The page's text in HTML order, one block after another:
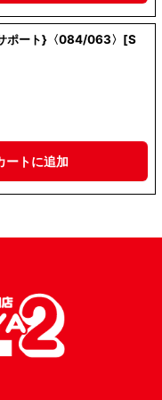
ポート}〈084/063〉[S
ートに追加